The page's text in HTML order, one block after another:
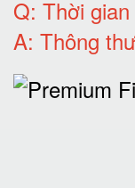
Q: Thời
A: Thông